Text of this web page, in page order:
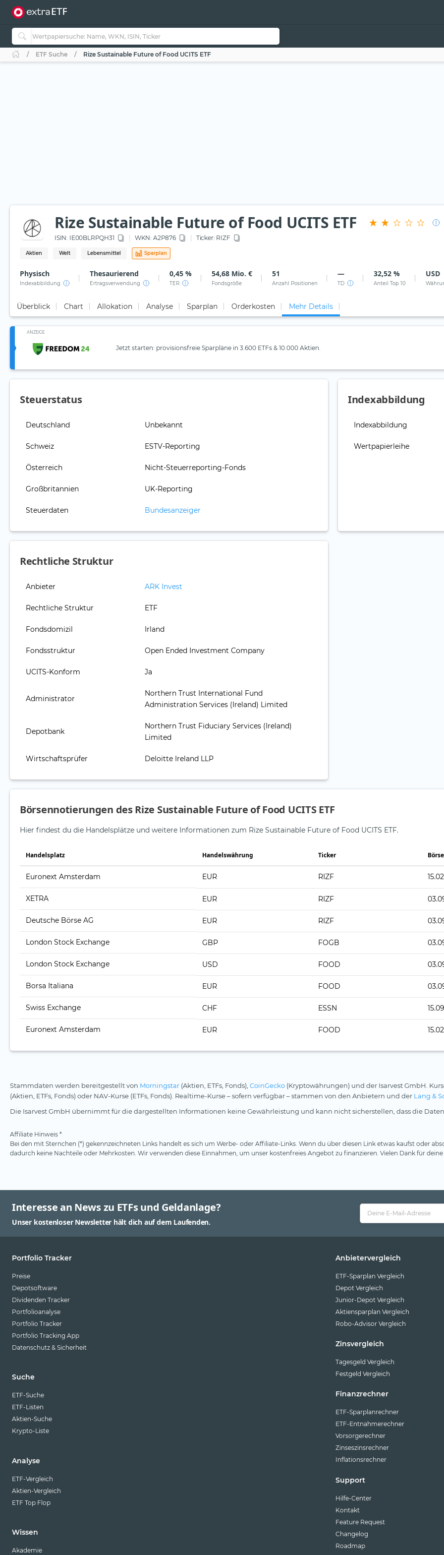
ETF Suche Rize Sustainable Future of Food UCITS ETF
Rize Sustainable Future of Food UCITS ETF
ISIN: IE00BLRPQH31 WKN: A2P876 Ticker: RIZF
Aktien Welt Lebensmittel Sparplan
Physisch
Indexabbildung
Thesaurierend
Ertragsverwendung
0,45 %
TER
54,68 Mio. €
Fondsgröße
51
Anzahl Positionen
—
TD
32,52 %
Anteil Top 10
USD
Überblick Chart Allokation Analyse Sparplan Orderkosten Mehr Details
ANZEIGE
Jetzt starten: provisionsfreie Sparpläne in 3.600 ETFs & 10.000 Aktien.
Steuerstatus
Deutschland Unbekannt
Schweiz ESTV-Reporting
Österreich Nicht-Steuerreporting-Fonds
Großbritannien UK-Reporting
Steuerdaten Bundesanzeiger
Indexabbildung
Indexabbildung
Wertpapierleihe
Rechtliche Struktur
Anbieter ARK Invest
Rechtliche Struktur ETF
Fondsdomizil Irland
Fondsstruktur Open Ended Investment Company
UCITS-Konform Ja
Administrator
Northern Trust International Fund
Administration Services (Ireland) Limited
Depotbank
Northern Trust Fiduciary Services (Ireland)
Limited
Wirtschaftsprüfer Deloitte Ireland LLP
Börsennotierungen des Rize Sustainable Future of Food UCITS ETF
Hier findest du die Handelsplätze und weitere Informationen zum Rize Sustainable Future of Food UCITS ETF.
Handelsplatz Handelswährung Ticker
Euronext Amsterdam EUR RIZF
XETRA EUR RIZF
Deutsche Börse AG EUR RIZF
London Stock Exchange GBP FOGB
London Stock Exchange USD FOOD
Borsa Italiana EUR FOOD
Swiss Exchange CHF ESSN
Euronext Amsterdam EUR FOOD
Stammdaten werden bereitgestellt von Morningstar (Aktien, ETFs, Fonds), CoinGecko (Kryptowährungen) und der Isarvest GmbH.
(Aktien, ETFs, Fonds) oder NAV-Kurse (ETFs, Fonds). Realtime-Kurse – sofern verfügbar – stammen von den Anbietern und der Lang &
Die Isarvest GmbH übernimmt für die dargestellten Informationen keine Gewährleistung und kann nicht sicherstellen, dass die
Affiliate Hinweis *
Bei den mit Sternchen (*) gekennzeichneten Links handelt es sich um Werbe- oder Affiliate-Links. Wenn du über diesen Link etwas kaufst oder
dadurch keine Nachteile oder Mehrkosten. Wir verwenden diese Einnahmen, um unser kostenfreies Angebot zu finanzieren. Vielen Dank für
Interesse an News zu ETFs und Geldanlage?
Unser kostenloser Newsletter hält dich auf dem Laufenden.
Portfolio Tracker
Preise
Depotsoftware
Dividenden Tracker
Portfolioanalyse
Portfolio Tracker
Portfolio Tracking App
Datenschutz & Sicherheit
Suche
ETF-Suche
ETF-Listen
Aktien-Suche
Krypto-Liste
Analyse
ETF-Vergleich
Aktien-Vergleich
ETF Top Flop
Wissen
Akademie
Anbietervergleich
ETF-Sparplan Vergleich
Depot Vergleich
Junior-Depot Vergleich
Aktiensparplan Vergleich
Robo-Advisor Vergleich
Zinsvergleich
Tagesgeld Vergleich
Festgeld Vergleich
Finanzrechner
ETF-Sparplanrechner
ETF-Entnahmerechner
Vorsorgerechner
Zinseszinsrechner
Inflationsrechner
Support
Hilfe-Center
Kontakt
Feature Request
Changelog
Roadmap